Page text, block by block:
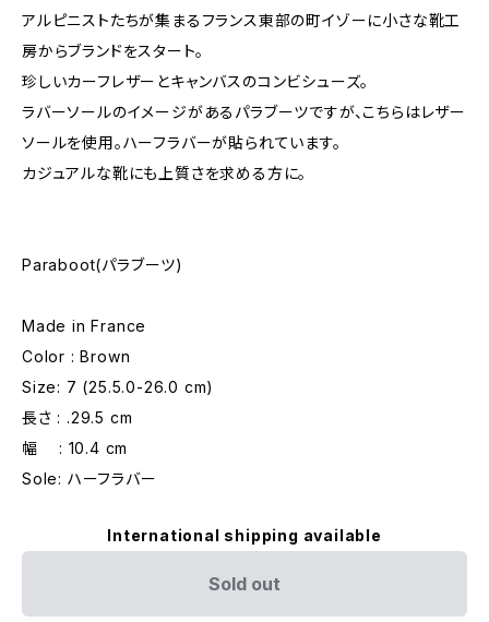
アルピニストたちが集まるフランス東部の町イゾーに小さな靴工
房からブランドをスタート。
珍しいカーフレザーとキャンバスのコンビシューズ。
ラバーソールのイメージがあるパラブーツですが、こちらはレザー
ソールを使用。ハーフラバーが貼られています。
カジュアルな靴にも上質さを求める方に。
Paraboot(パラブーツ)
Made in France
Color : Brown
Size: 7 (25.5.0-26.0 cm)
長さ : .29.5 cm
幅 : 10.4 cm
Sole: ハーフラバー
International shipping available
Sold out